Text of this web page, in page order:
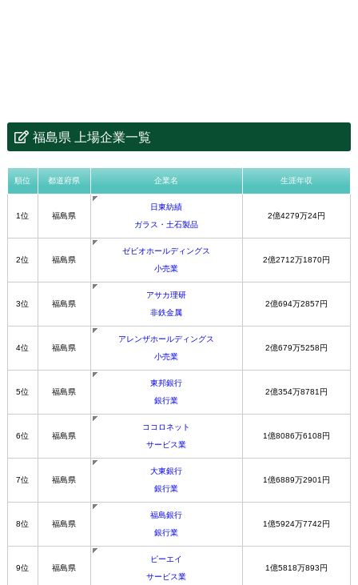
福島県 上場企業一覧
順位 都道府県 企業名 生涯年収
1位 福島県
日東紡績
ガラス・土石製品
2億4279万24円
2位 福島県
ゼビオホールディングス
小売業
2億2712万1870円
3位 福島県
アサカ理研
非鉄金属
2億694万2857円
4位 福島県
アレンザホールディングス
小売業
2億679万5258円
5位 福島県
東邦銀行
銀行業
2億354万8781円
6位 福島県
ココロネット
サービス業
1億8086万6108円
7位 福島県
大東銀行
銀行業
1億6889万2901円
8位 福島県
福島銀行
銀行業
1億5924万7742円
9位 福島県
ピーエイ
サービス業
1億5818万893円